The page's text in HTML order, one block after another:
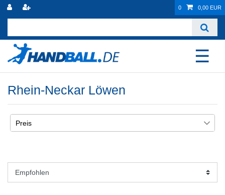
0 0,00 EUR
☰
Rhein-Neckar Löwen
Preis